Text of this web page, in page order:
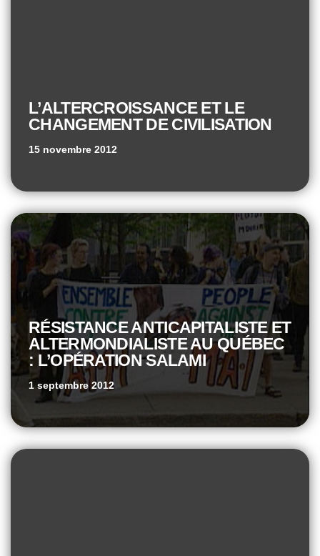
L’ALTERCROISSANCE ET LE
CHANGEMENT DE CIVILISATION
15 novembre 2012
RÉSISTANCE ANTICAPITALISTE ET
ALTERMONDIALISTE AU QUÉBEC
: L’OPÉRATION SALAMI
1 septembre 2012